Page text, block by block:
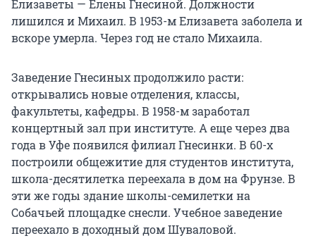
Елизаветы — Елены Гнесиной. Должности
лишился и Михаил. В 1953-мЕлизавета заболела и
вскоре умерла. Через год не стало Михаила.
Заведение Гнесиных продолжило расти:
открывались новые отделения, классы,
факультеты, кафедры. В 1958-м заработал
концертный зал при институте. А еще через два
года в Уфе появился филиал Гнесинки. В 60-х
построили общежитие для студентов института,
школа-десятилетка переехала в дом на Фрунзе. В
эти же годы здание школы-семилетки на
Собачьей площадке снесли. Учебное заведение
переехало в доходный дом Шуваловой.